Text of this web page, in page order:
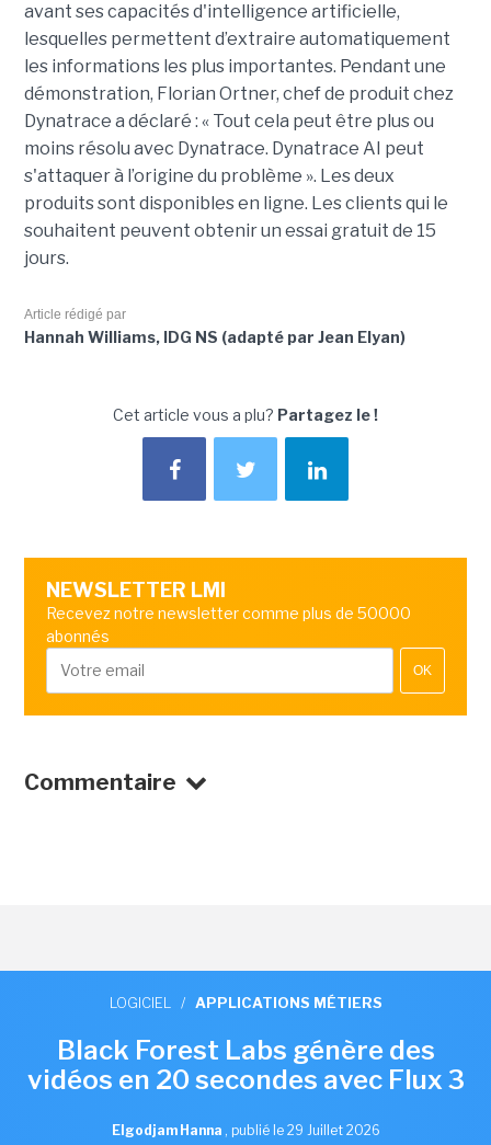
avant ses capacités d'intelligence artificielle,
lesquelles permettent d’extraire automatiquement
les informations les plus importantes. Pendant une
démonstration, Florian Ortner, chef de produit chez
Dynatrace a déclaré : « Tout cela peut être plus ou
moins résolu avec Dynatrace. Dynatrace AI peut
s'attaquer à l’origine du problème ». Les deux
produits sont disponibles en ligne. Les clients qui le
souhaitent peuvent obtenir un essai gratuit de 15
jours.
Article rédigé par
Hannah Williams, IDG NS (adapté par Jean Elyan)
Cet article vous a plu? Partagez le !
NEWSLETTER LMI
Recevez notre newsletter comme plus de 50000
abonnés
OK
Commentaire
LOGICIEL / APPLICATIONS MÉTIERS
Black Forest Labs génère des
vidéos en 20 secondes avec Flux 3
Elgodjam Hanna , publié le 29 Juillet 2026